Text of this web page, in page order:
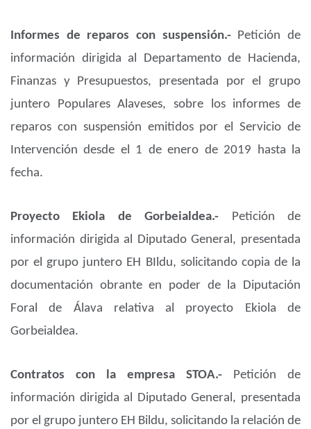
Informes de reparos con suspensión.- Petición de
información dirigida al Departamento de Hacienda,
Finanzas y Presupuestos, presentada por el grupo
juntero Populares Alaveses, sobre los informes de
reparos con suspensión emitidos por el Servicio de
Intervención desde el 1 de enero de 2019 hasta la
fecha.
Proyecto Ekiola de Gorbeialdea.- Petición de
información dirigida al Diputado General, presentada
por el grupo juntero EH BIldu, solicitando copia de la
documentación obrante en poder de la Diputación
Foral de Álava relativa al proyecto Ekiola de
Gorbeialdea.
Contratos con la empresa STOA.- Petición de
información dirigida al Diputado General, presentada
por el grupo juntero EH Bildu, solicitando la relación de